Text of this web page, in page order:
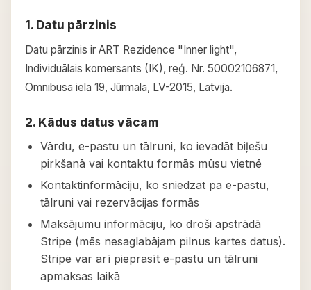
1. Datu pārzinis
Datu pārzinis ir ART Rezidence "Inner light",
Individuālais komersants (IK), reģ. Nr. 50002106871,
Omnibusa iela 19, Jūrmala, LV-2015, Latvija.
2. Kādus datus vācam
Vārdu, e-pastu un tālruni, ko ievadāt biļešu
pirkšanā vai kontaktu formās mūsu vietnē
Kontaktinformāciju, ko sniedzat pa e-pastu,
tālruni vai rezervācijas formās
Maksājumu informāciju, ko droši apstrādā
Stripe (mēs nesaglabājam pilnus kartes datus).
Stripe var arī pieprasīt e-pastu un tālruni
apmaksas laikā